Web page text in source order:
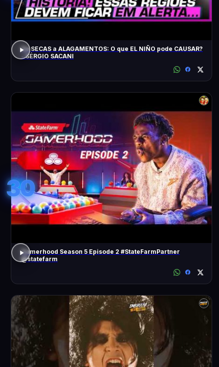
De SECAS a ALAGAMENTOS: O que EL NIÑO pode CAUSAR?
- SÉRGIO SACANI
30
Gamerhood Season 5 Episode 2 #StateFarmPartner
@statefarm